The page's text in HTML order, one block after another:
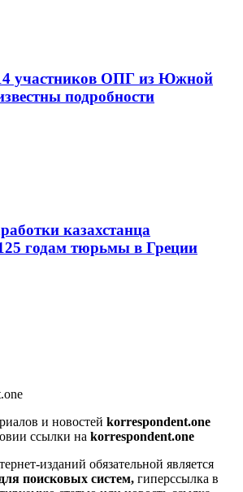
участников ОПГ из Южной
подробности
казахстанца
годам тюрьмы в Греции
и новостей korrespondent.one
ссылки на korrespondent.one
изданий обязательной является
поисковых систем, гиперссылка в